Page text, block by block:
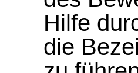
Hilfe
die